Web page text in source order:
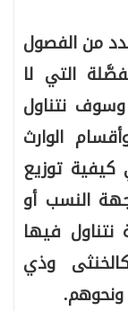
من الفصول
التي لا
نتناول
الوارث
كيفية توزيع
النسب أو
نتناول فيها
وذي
ونحوهم.